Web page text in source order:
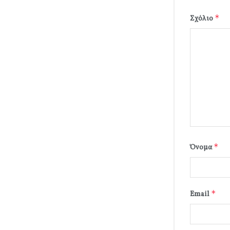
Σχόλιο *
Όνομα*
Email *